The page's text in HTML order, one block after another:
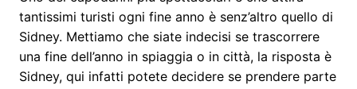
tantissimi turisti ogni fine anno è senz’altro quello di
Sidney. Mettiamo che siate indecisi se trascorrere
una fine dell’anno in spiaggia o in città, la risposta è
Sidney, qui infatti potete decidere se prendere parte